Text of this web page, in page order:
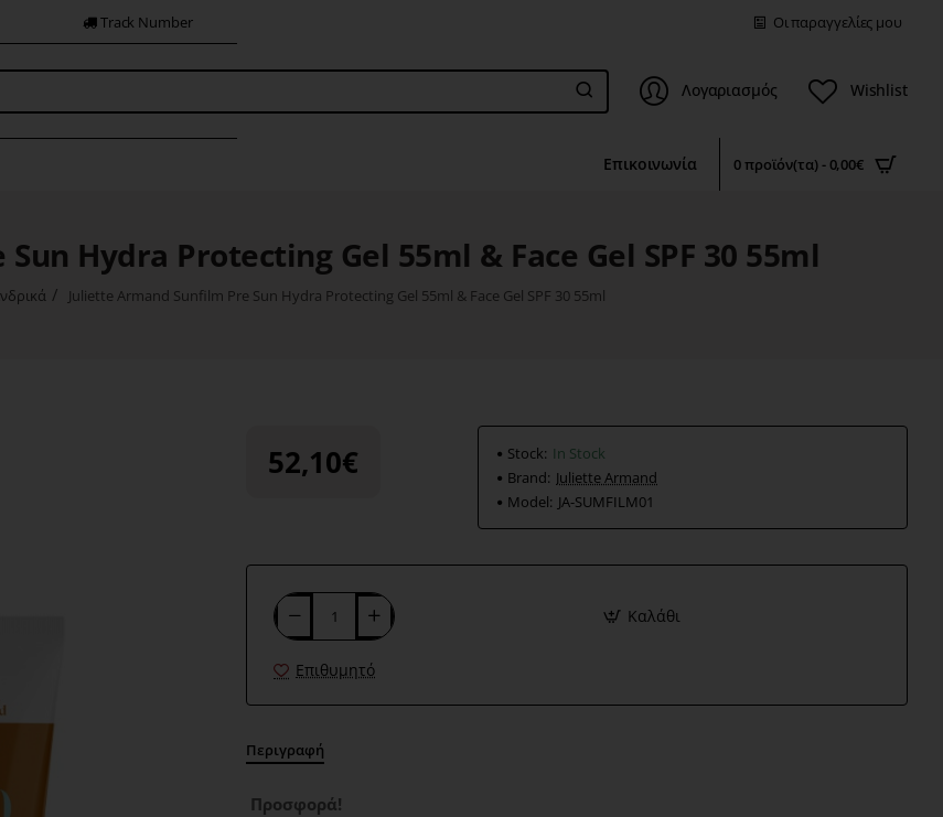
Track Number Οι παραγγελίες μου
Λογαριασμός Wishlist
Επικοινωνία 0 προϊόν(τα) - 0,00€
Hydra Protecting Gel 55ml & Face Gel SPF 30 55ml
Juliette Armand Sunfilm Pre Sun Hydra Protecting Gel 55ml & Face Gel SPF 30 55ml
52,10€ Stock: In Stock
Brand: Juliette Armand
Model: JA-SUMFILM01
Καλάθι
Επιθυμητό
Περιγραφή
Προσφορά!